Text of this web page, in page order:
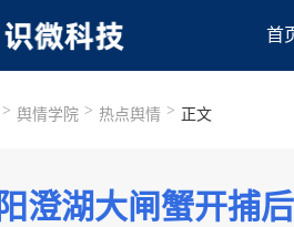
首
> 舆情学院 > 热点舆情 > 正文
阳澄湖大闸蟹开捕